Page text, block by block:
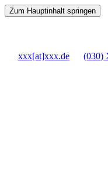
Zum Hauptinhalt springen
xxx[at]xxx.de (030)